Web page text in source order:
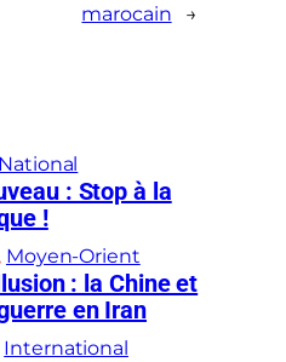
marocain
→
National
: Stop à la
!
, Moyen-Orient
: la Chine et
en Iran
International